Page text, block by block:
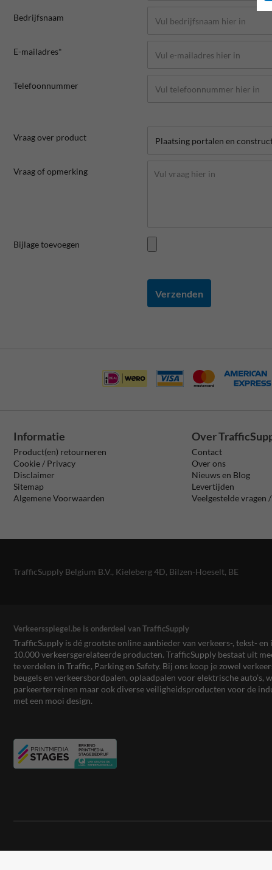
Bedrijfsnaam
E-mailadres*
Telefoonnummer
Vraag over product
Vraag of opmerking
Bijlage toevoegen
Verzenden
Informatie
Product(en) retourneren
Cookie / Privacy
Disclaimer
Sitemap
Algemene Voorwaarden
Over
Contact
Over ons
Nieuws en Blog
Levertijden
Veelgestelde vragen
TrafficSupply Belgium B.V., Kieleberg 4D, Bilzen-Hoeselt, BE
Verkeersspiegel.be is onderdeel van TrafficSupply
TrafficSupply is dé grootste online aanbieder van verkeers-, tekst-
10.000 verkeersgerelateerde producten. TrafficSupply bestaat uit
te verdelen in Traffic, Parking en Safety. Bij ons koop je zowel
beugels en verkeersbordpalen, oplaadpalen voor elektrische auto’s,
parkeerterreinen maar ook diverse veiligheidsproducten voor de
met een mooi design.